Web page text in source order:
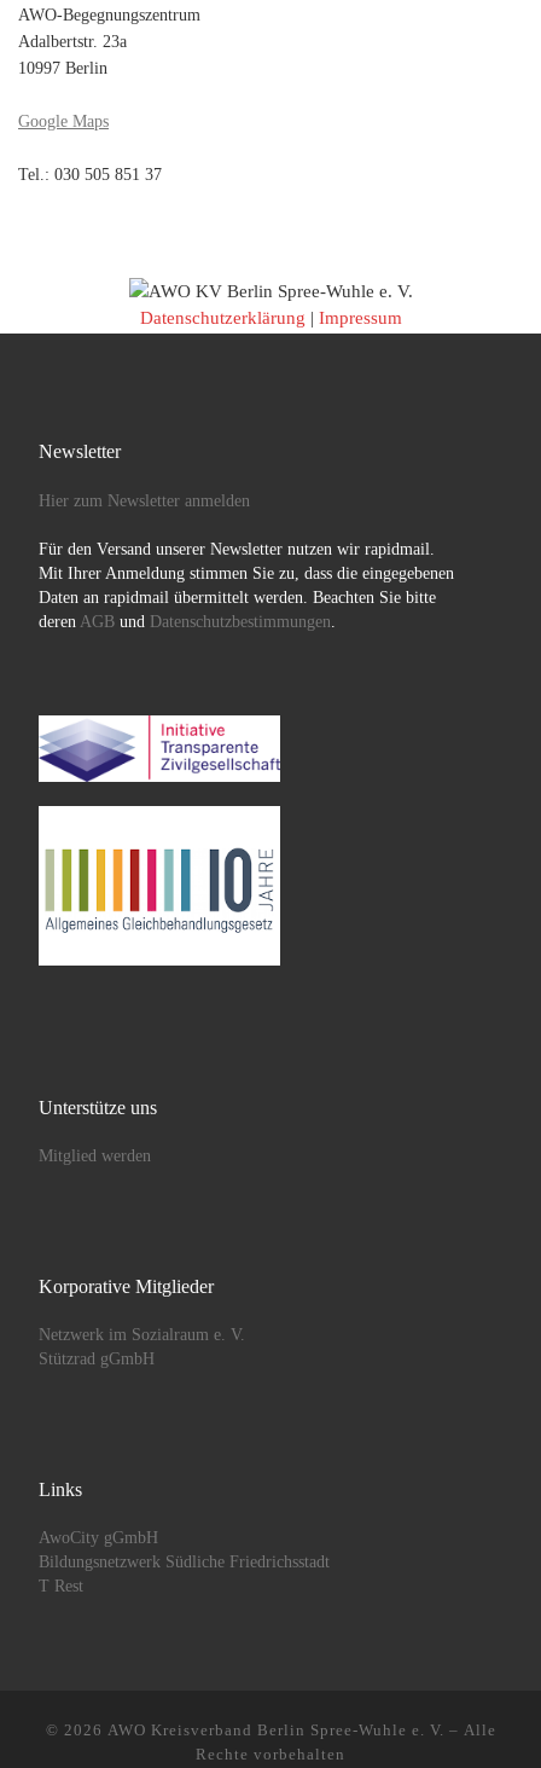
AWO-Begegnungszentrum
Adalbertstr. 23a
10997 Berlin
Google Maps
Tel.: 030 505 851 37
Datenschutzerklärung | Impressum
Newsletter
Hier zum Newsletter anmelden
Für den Versand unserer Newsletter nutzen wir rapidmail.
Mit Ihrer Anmeldung stimmen Sie zu, dass die eingegebenen
Daten an rapidmail übermittelt werden. Beachten Sie bitte
deren AGBund Datenschutzbestimmungen
Unterstütze uns
Mitglied werden
Korporative Mitglieder
Netzwerk im Sozialraum e. V.
Stützrad gGmbH
Links
AwoCity gGmbH
Bildungsnetzwerk Südliche Friedrichsstadt
T Rest
© 2026 AWO Kreisverband Berlin Spree-Wuhle e. V. – Alle
Rechte vorbehalten